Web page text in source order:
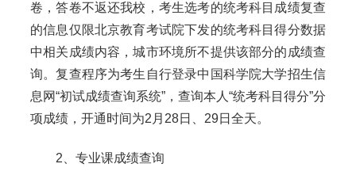
卷，答卷不返还我校，考生选考的统考科目成绩复查
的信息仅限北京教育考试院下发的统考科目得分数据
中相关成绩内容，城市环境所不提供该部分的成绩查
询。复查程序为考生自行登录中国科学院大学招生信
息网“初试成绩查询系统”，查询本人“统考科目得分”分
项成绩，开通时间为2月28日、29日全天。
2、专业课成绩查询